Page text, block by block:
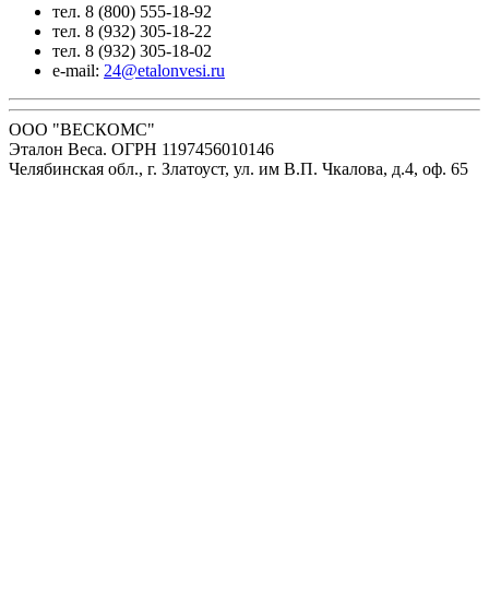
тел. 8 (800) 555-18-92
тел. 8 (932) 305-18-22
тел. 8 (932) 305-18-02
e-mail: 24@etalonvesi.ru
ООО "ВЕСКОМС"
Эталон Веса. ОГРН 1197456010146
Челябинская обл., г. Златоуст, ул. им В.П. Чкалова, д.4, оф. 65